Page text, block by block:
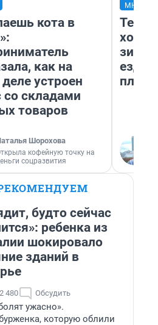
кота в
как на
устроен
со складами
товаров
Шорохова
кофейную точку на
соцразвития
ездит
будто сейчас
ребенка из
шокировало
зданий в
2 480 Обсудить
ужасно».
которую облили